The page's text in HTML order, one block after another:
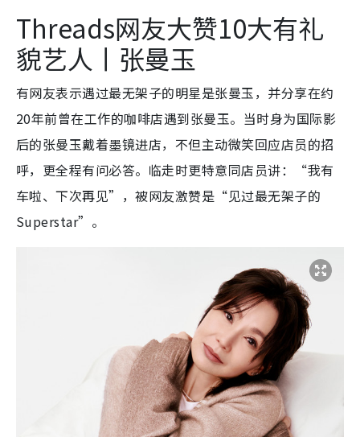
Threads网友大赞10大有礼
貌艺人丨张曼玉
有网友表示遇过最无架子的明星是张曼玉，并分享在约
20年前曾在工作的咖啡店遇到张曼玉。当时身为国际影
后的张曼玉戴着墨镜进店，不但主动微笑回应店员的招
呼，更全程有问必答。临走时更特意同店员讲：“我有
车啦、下次再见”，被网友激赞是“见过最无架子的
Superstar”。